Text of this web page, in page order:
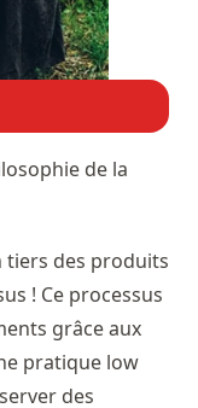
de la
tiers des produits
! Ce processus
grâce aux
pratique low
des